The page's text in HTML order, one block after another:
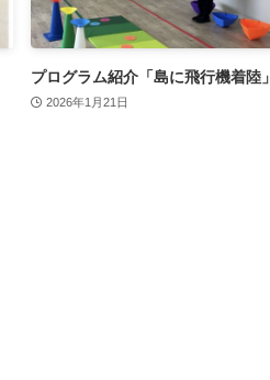
プログラム紹介「島に飛行機着陸」
2026年1月21日